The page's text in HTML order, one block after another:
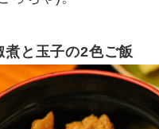
と玉子の2色ご飯